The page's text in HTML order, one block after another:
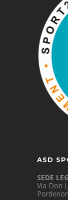
ASD
SEDE
Via Don